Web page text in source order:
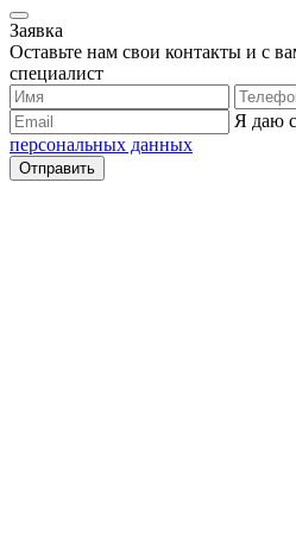
Заявка
Оставьте нам свои контакты и с
специалист
Я даю
персональных данных
Отправить